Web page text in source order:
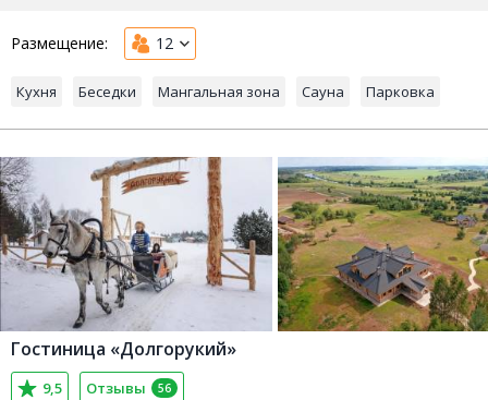
Размещение: 12
Кухня Беседки Мангальная зона Сауна Парковка
Гостиница «Долгорукий»
9,5 Отзывы 56